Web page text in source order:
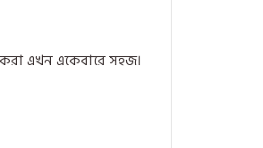
এখন একেবারে সহজ।